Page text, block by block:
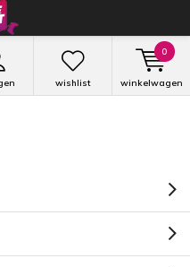
wishlist winkelwagen
0